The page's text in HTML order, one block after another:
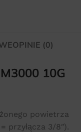
OPINIE (0)
10G
powietrza
przyłącza 3/8″).